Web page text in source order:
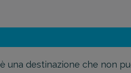
è una destinazione che non